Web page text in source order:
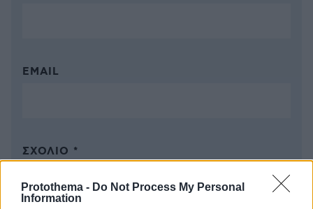
Protothema - Do Not Process My Personal
Information
EMAIL
ΣΧΌΛΙΟ *